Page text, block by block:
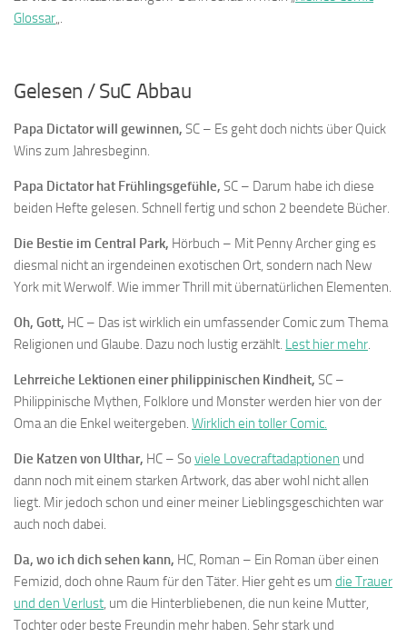
Glossar„.
Gelesen / SuC Abbau
Papa Dictator will gewinnen, SC – Es geht doch nichts über Quick
Wins zum Jahresbeginn.
Papa Dictator hat Frühlingsgefühle, SC – Darum habe ich diese
beiden Hefte gelesen. Schnell fertig und schon 2 beendete Bücher.
Die Bestie im Central Park, Hörbuch – Mit Penny Archer ging es
diesmal nicht an irgendeinen exotischen Ort, sondern nach New
York mit Werwolf. Wie immer Thrill mit übernatürlichen Elementen.
Oh, Gott, HC – Das ist wirklich ein umfassender Comic zum Thema
Religionen und Glaube. Dazu noch lustig erzählt. Lest hier mehr.
Lehrreiche Lektionen einer philippinischen Kindheit, SC –
Philippinische Mythen, Folklore und Monster werden hier von der
Oma an die Enkel weitergeben. Wirklich ein toller Comic.
Die Katzen von Ulthar, HC – So viele Lovecraftadaptionen und
dann noch mit einem starken Artwork, das aber wohl nicht allen
liegt. Mir jedoch schon und einer meiner Lieblingsgeschichten war
auch noch dabei.
Da, wo ich dich sehen kann, HC, Roman – Ein Roman über einen
Femizid, doch ohne Raum für den Täter. Hier geht es um die Trauer
und den Verlust, um die Hinterbliebenen, die nun keine Mutter,
Tochter oder beste Freundin mehr haben. Sehr stark und